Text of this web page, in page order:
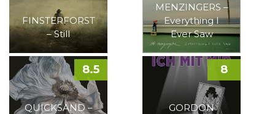
FINSTERFORST
– Still
MENZINGERS –
Everything I
Ever Saw
QUICKSAND –
8.5
GORDON
8